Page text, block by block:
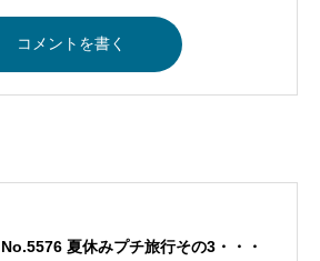
No.5576 夏休みプチ旅行その3・・・